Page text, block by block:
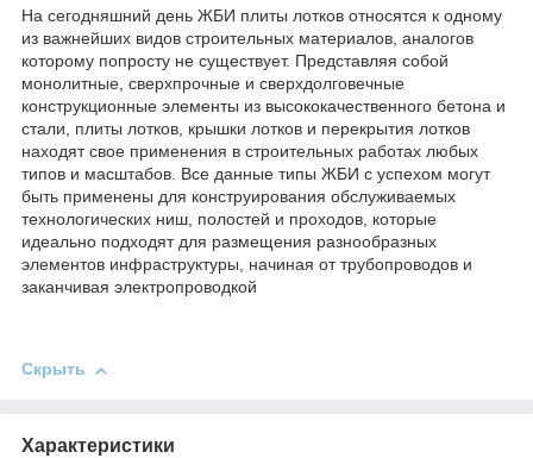
На сегодняшний день ЖБИ плиты лотков относятся к одному
из важнейших видов строительных материалов, аналогов
которому попросту не существует. Представляя собой
монолитные, сверхпрочные и сверхдолговечные
конструкционные элементы из высококачественного бетона и
стали, плиты лотков, крышки лотков и перекрытия лотков
находят свое применения в строительных работах любых
типов и масштабов. Все данные типы ЖБИ с успехом могут
быть применены для конструирования обслуживаемых
технологических ниш, полостей и проходов, которые
идеально подходят для размещения разнообразных
элементов инфраструктуры, начиная от трубопроводов и
заканчивая электропроводкой
Скрыть
Характеристики